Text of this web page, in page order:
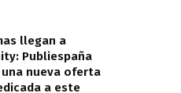
llegan a
Publiespaña
una nueva oferta
a este